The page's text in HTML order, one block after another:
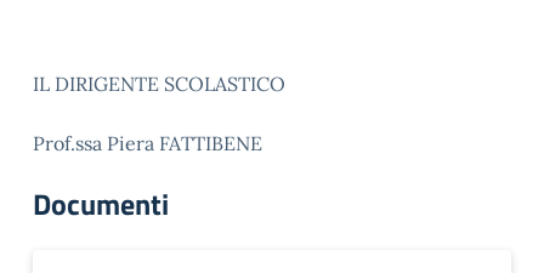
IL DIRIGENTE SCOLASTICO
Prof.ssa Piera FATTIBENE
Documenti